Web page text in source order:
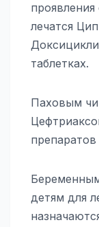
лечатся
таблетках.
Паховым
детям для